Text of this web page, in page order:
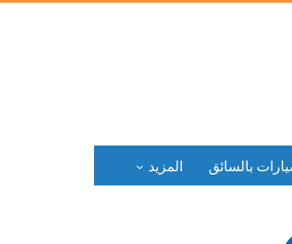
بالسائق المزيد